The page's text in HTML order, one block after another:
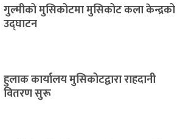
गुल्मीको मुसिकोटमा मुसिकोट कला केन्द्रको
उद्घाटन
हुलाक कार्यालय मुसिकोटद्वारा राहदानी
वितरण सुरू